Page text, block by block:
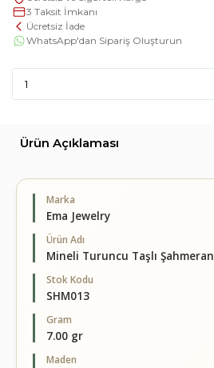
3 Taksit İmkanı
Ücretsiz İade
WhatsApp'dan Sipariş Oluşturun
Ürün Açıklaması
Marka
Ema Jewelry
Ürün Adı
Mineli Turuncu Taşlı Şahmeran
Stok Kodu
SHM013
Gram
7.00 gr
Maden